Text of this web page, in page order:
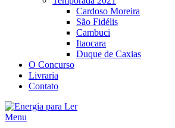
Cardoso Moreira
São Fidélis
Cambuci
Itaocara
Duque de Caxias
O Concurso
Livraria
Contato
Menu